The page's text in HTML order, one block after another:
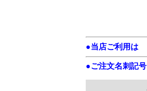
●当店ご利用は
●ご注文名刺記号